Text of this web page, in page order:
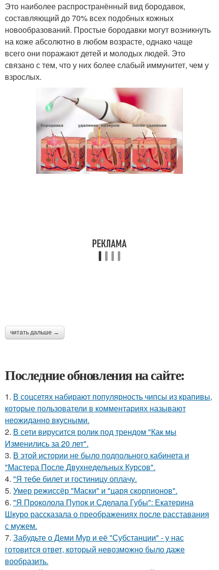
Это наиболее распространённый вид бородавок,
составляющий до 70% всех подобных кожных
новообразований. Простые бородавки могут возникнуть
на коже абсолютно в любом возрасте, однако чаще
всего они поражают детей и молодых людей. Это
связано с тем, что у них более слабый иммунитет, чем у
взрослых.
читать дальше →
Последние обновления на сайте:
1. В соцсетях набирают популярность чипсы из крапивы,
которые пользователи в комментариях называют
неожиданно вкусными.
2. В сети вирусится ролик под трендом "Как мы
Изменились за 20 лет".
3. В этой истории не было подпольного кабинета и
"Мастера После Двухнедельных Курсов".
4. "Я тебе билет и гостиницу оплачу.
5. Умер режиссёр "Маски" и "царя скорпионов".
6. "Я Проколола Пупок и Сделала Губы": Екатерина
Шкуро рассказала о преображениях после расставания
с мужем.
7. Забудьте о Деми Мур и её "Субстанции" - у нас
готовится ответ, который невозможно было даже
вообразить.